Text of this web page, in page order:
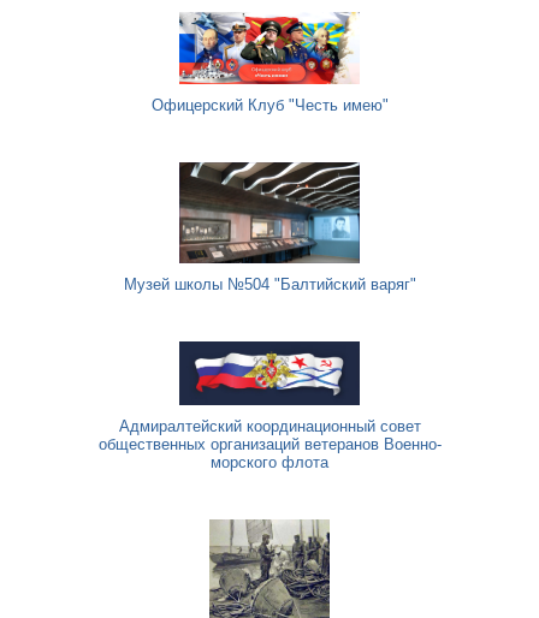
Офицерский Клуб "Честь имею"
Музей школы №504 "Балтийский варяг"
Адмиралтейский координационный совет
общественных организаций ветеранов Военно-
морского флота